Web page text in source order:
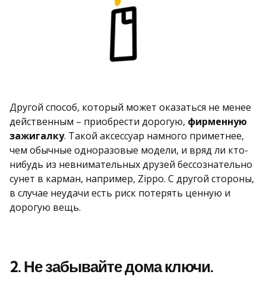
Другой способ, который может оказаться не менее
действенным – приобрести дорогую, фирменную
зажигалку. Такой аксессуар намного приметнее,
чем обычные одноразовые модели, и вряд ли кто-
нибудь из невнимательных друзей бессознательно
сунет в карман, например, Zippo. С другой стороны,
в случае неудачи есть риск потерять ценную и
дорогую вещь.
2. Не забывайте дома ключи.